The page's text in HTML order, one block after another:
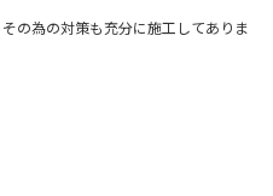
の為の対策も充分に施工してありま